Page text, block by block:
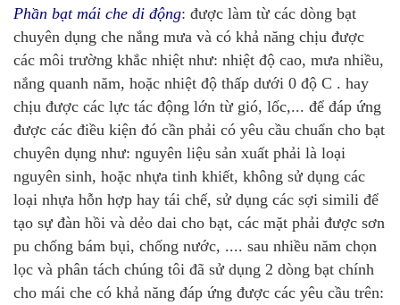
Phần bạt mái che di động: được làm từ các dòng bạt
chuyên dụng che nắng mưa và có khả năng chịu được
các môi trường khắc nhiệt như: nhiệt độ cao, mưa nhiều,
nắng quanh năm, hoặc nhiệt độ thấp dưới 0 độ C . hay
chịu được các lực tác động lớn từ gió, lốc,... để đáp ứng
được các điều kiện đó cần phải có yêu cầu chuẩn cho bạt
chuyên dụng như: nguyên liệu sản xuất phải là loại
nguyên sinh, hoặc nhựa tinh khiết, không sử dụng các
loại nhựa hỗn hợp hay tái chế, sử dụng các sợi simili để
tạo sự đàn hồi và dẻo dai cho bạt, các mặt phải được sơn
pu chống bám bụi, chống nước, .... sau nhiều năm chọn
lọc và phân tách chúng tôi đã sử dụng 2 dòng bạt chính
cho mái che có khả năng đáp ứng được các yêu cầu trên: